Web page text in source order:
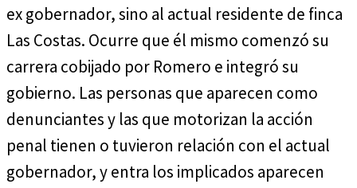
ex gobernador, sino al actual residente de finca
Las Costas. Ocurre que él mismo comenzó su
carrera cobijado por Romero e integró su
gobierno. Las personas que aparecen como
denunciantes y las que motorizan la acción
penal tienen o tuvieron relación con el actual
gobernador, y entra los implicados aparecen